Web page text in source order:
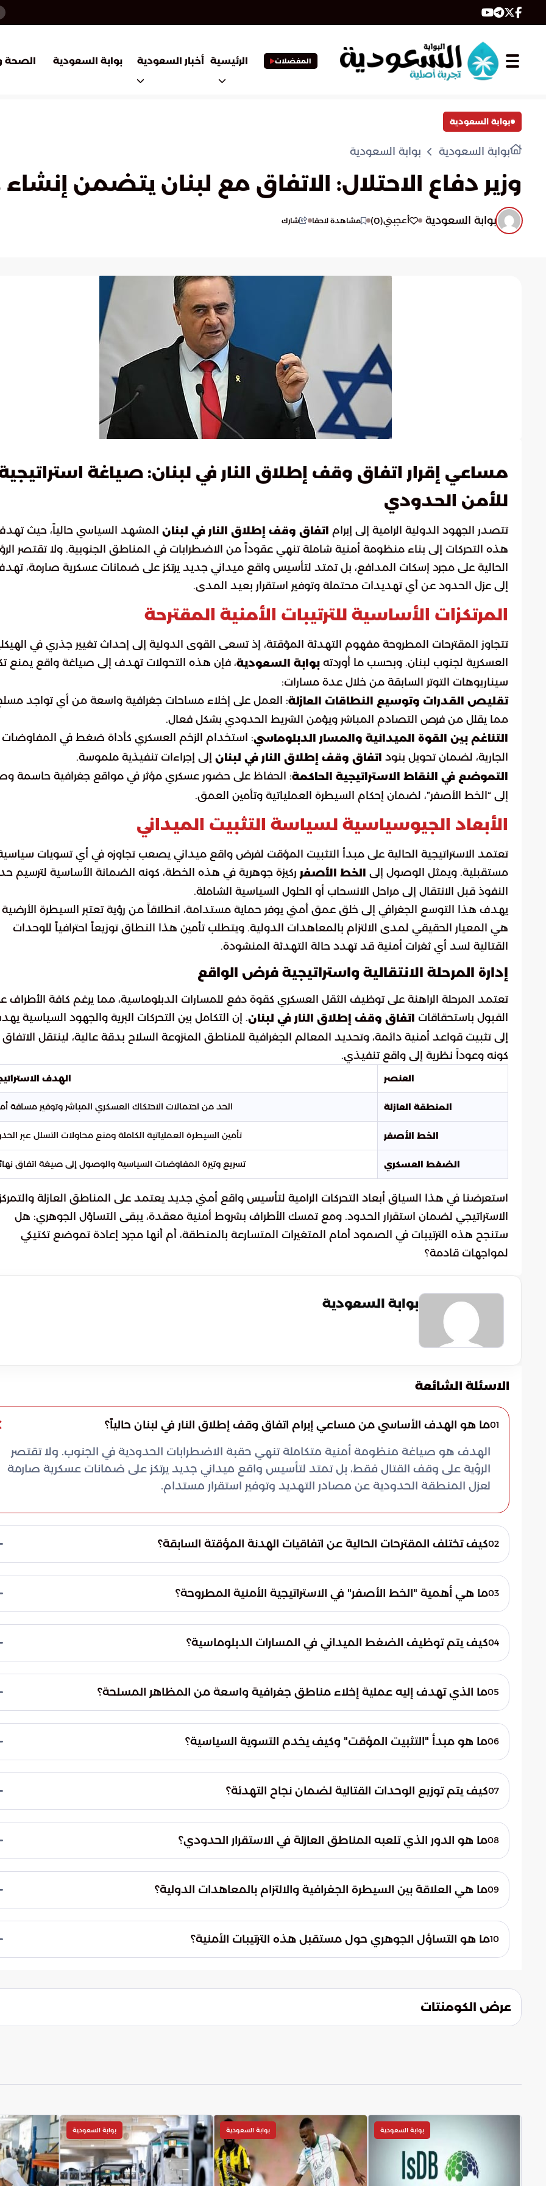
المفضلات الرئيسية أخبار السعودية بوابة السعودية الصحة
بوابة السعودية
بوابة السعودية بوابة السعودية
وزير دفاع الاحتلال: الاتفاق مع لبنان يتضمن
بوابة السعودية أعجبني(
0
) مشاهدة لاحقا شارك
مساعي إقرار اتفاق وقف إطلاق النار في لبنان: صياغة
للأمن الحدودي
تتصدر الجهود الدولية الرامية إلى إبرام اتفاق وقف إطلاق النار في لبنان المشهد السياسي حالياً، حيث
هذه التحركات إلى بناء منظومة أمنية شاملة تنهي عقوداً من الاضطرابات في المناطق الجنوبية. ولا تقتصر
الحالية على مجرد إسكات المدافع، بل تمتد لتأسيس واقع ميداني جديد يرتكز على ضمانات عسكرية صارمة،
إلى عزل الحدود عن أي تهديدات محتملة وتوفير استقرار بعيد المدى.
المرتكزات الأساسية للترتيبات الأمنية المقترحة
تتجاوز المقترحات المطروحة مفهوم التهدئة المؤقتة، إذ تسعى القوى الدولية إلى إحداث تغيير جذري في
العسكرية لجنوب لبنان. وبحسب ما أوردته بوابة السعودية، فإن هذه التحولات تهدف إلى صياغة واقع يمنع
سيناريوهات التوتر السابقة من خلال عدة مسارات:
تقليص القدرات وتوسيع النطاقات العازلة: العمل على إخلاء مساحات جغرافية واسعة من أي تواجد
مما يقلل من فرص التصادم المباشر ويؤمن الشريط الحدودي بشكل فعال.
التناغم بين القوة الميدانية والمسار الدبلوماسي: استخدام الزخم العسكري كأداة ضغط في المفاوضات
الجارية، لضمان تحويل بنود اتفاق وقف إطلاق النار في لبنان إلى إجراءات تنفيذية ملموسة.
التموضع في النقاط الاستراتيجية الحاكمة: الحفاظ على حضور عسكري مؤثر في مواقع جغرافية حاسمة
إلى “الخط الأصفر”، لضمان إحكام السيطرة العملياتية وتأمين العمق.
الأبعاد الجيوسياسية لسياسة التثبيت الميداني
تعتمد الاستراتيجية الحالية على مبدأ التثبيت المؤقت لفرض واقع ميداني يصعب تجاوزه في أي تسويات
مستقبلية. ويمثل الوصول إلى
الخط الأصفر ركيزة جوهرية في هذه الخطة، كونه الضمانة الأساسية لترسيم
النفوذ قبل الانتقال إلى مراحل الانسحاب أو الحلول السياسية الشاملة.
يهدف هذا التوسع الجغرافي إلى خلق عمق أمني يوفر حماية مستدامة، انطلاقاً من رؤية تعتبر السيطرة الأرضية
هي المعيار الحقيقي لمدى الالتزام بالمعاهدات الدولية. ويتطلب تأمين هذا النطاق توزيعاً احترافياً للوحدات
القتالية لسد أي ثغرات أمنية قد تهدد حالة التهدئة المنشودة.
إدارة المرحلة الانتقالية واستراتيجية فرض الواقع
تعتمد المرحلة الراهنة على توظيف الثقل العسكري كقوة دفع للمسارات الدبلوماسية، مما يرغم كافة الأطراف
القبول باستحقاقات اتفاق وقف إطلاق النار في لبنان. إن التكامل بين التحركات البرية والجهود السياسية
إلى تثبيت قواعد أمنية دائمة، وتحديد المعالم الجغرافية للمناطق المنزوعة السلاح بدقة عالية، لينتقل
كونه وعوداً نظرية إلى واقع تنفيذي.
العنصر الهدف
المنطقة العازلة الحد من احتمالات الاحتكاك العسكري المباشر وتوفير مسافة
الخط الأصفر تأمين السيطرة العملياتية الكاملة ومنع محاولات التسلل عبر
الضغط العسكري تسريع وتيرة المفاوضات السياسية والوصول إلى صيغة اتفاق
استعرضنا في هذا السياق أبعاد التحركات الرامية لتأسيس واقع أمني جديد يعتمد على المناطق العازلة والتمركز
الاستراتيجي لضمان استقرار الحدود. ومع تمسك الأطراف بشروط أمنية معقدة، يبقى التساؤل الجوهري: هل
ستنجح هذه الترتيبات في الصمود أمام المتغيرات المتسارعة بالمنطقة، أم أنها مجرد إعادة تموضع تكتيكي
لمواجهات قادمة؟
بوابة السعودية
الاسئلة الشائعة
01ما هو الهدف الأساسي من مساعي إبرام اتفاق وقف إطلاق النار في لبنان حالياً؟
الهدف هو صياغة منظومة أمنية متكاملة تنهي حقبة الاضطرابات الحدودية في الجنوب. ولا تقتصر
الرؤية على وقف القتال فقط، بل تمتد لتأسيس واقع ميداني جديد يرتكز على ضمانات عسكرية صارمة
لعزل المنطقة الحدودية عن مصادر التهديد وتوفير استقرار مستدام.
02كيف تختلف المقترحات الحالية عن اتفاقيات الهدنة المؤقتة السابقة؟
لجنوب لبنان. وتهدف هذه التحولات إلى منع العودة لمربعات التوتر السابقة من خلال تحجيم القدرات
العسكرية وتوسيع النطاق العازل لضمان عدم تكرار النزاعات.
03ما هي أهمية "الخط الأصفر" في الاستراتيجية الأمنية المطروحة؟
النفوذ قبل البدء في أي انسحاب أو حلول سياسية. كما يهدف التواجد العسكري في هذه النقاط
الحاسمة إلى ضمان السيطرة العملياتية الكاملة وتأمين الحدود بشكل فعال.
04كيف يتم توظيف الضغط الميداني في المسارات الدبلوماسية؟
القوة والسياسة إلى إرغام كافة الأطراف على القبول باستحقاقات الاتفاق، وتحويل بنوده إلى واقع
ملموس يضمن الالتزام بالمعاهدات الأمنية على المدى الطويل.
05ما الذي تهدف إليه عملية إخلاء مناطق جغرافية واسعة من المظاهر المسلحة؟
المباشر بين الأطراف المتنازعة. هذا الإجراء يؤمن الحدود ويخلق بيئة مستقرة تمنع عمليات التسلل أو
الاستفزازات العسكرية الميدانية التي قد تفجر الصراع مجدداً.
06ما هو مبدأ "التثبيت المؤقت" وكيف يخدم التسوية السياسية؟
لاحقة. من خلال السيطرة الجغرافية في المرحلة الانتقالية، يتم تحديد المعايير الحقيقية للالتزام
بالمعاهدات، مما يجعل أي تسوية مستقبلية مبنية على حقائق ثابتة على الأرض.
07كيف يتم توزيع الوحدات القتالية لضمان نجاح التهدئة؟
التوزيع هو سد أي ثغرات أمنية قد تعصف بالتهدئة، وضمان الحماية بعيدة المدى للمناطق المنزوعة
السلاح التي يتم تحديد معالمها بدقة خلال الاتفاق.
08ما هو الدور الذي تلعبه المناطق العازلة في الاستقرار الحدودي؟
خلق عمق أمني كافٍ، توفر هذه المناطق حماية للمدنيين والمنشآت الحدودية، مما ينقل الاتفاق من
إطار الوعود الشفهية إلى حيز التنفيذ الفعلي والمراقب.
09ما هي العلاقة بين السيطرة الجغرافية والالتزام بالمعاهدات الدولية؟
الالتزام بالمعاهدات. فالتواجد الميداني يضمن تنفيذ البنود الأمنية بدقة، ويمنع أي طرف من التراجع
عن تعهداته، مما يعزز الثقة في استدامة وقف إطلاق النار.
10ما هو التساؤل الجوهري حول مستقبل هذه الترتيبات الأمنية؟
الأطراف المختلفة استعداداً لمواجهات عسكرية قادمة في المستقبل؟
عرض الكومنتات
بوابة السعودية بوابة السعودية بوابة السعودية